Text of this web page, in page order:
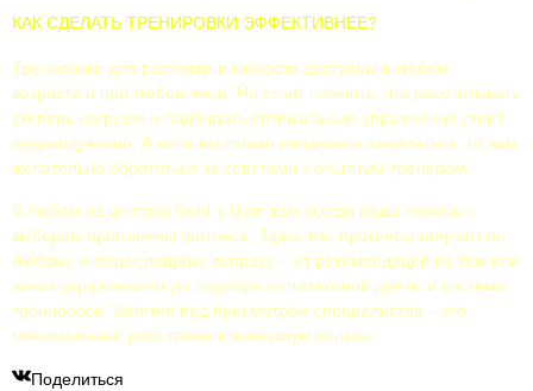
КАК СДЕЛАТЬ ТРЕНИРОВКИ ЭФФЕКТИВНЕЕ?
Тренировки для растяжки и гибкости доступны в любом
возрасте и при любом весе. Но стоит помнить, что рассчитывать
степень нагрузок и подбирать оптимальные упражнения стоит
индивидуально. А если вы только начинаете заниматься, то вам
желательно обратиться за советами к опытным тренерам.
В любом из центров Gold`s Gym вам всегда рады помочь с
выбором программы фитнеса. Здесь вас проконсультируют по
любому интересующему вопросу – от рекомендаций по тем или
иным упражнениям до подбора оптимальной диеты и системы
тренировок. Занятия под присмотром специалистов – это
минимальный риск травм и максимум пользы.
Поделиться